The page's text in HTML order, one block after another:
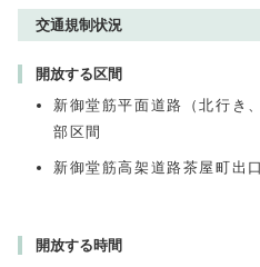
交通規制状況
開放する区間
新御堂筋平面道路（北行き
部区間
新御堂筋高架道路茶屋町出口
開放する時間